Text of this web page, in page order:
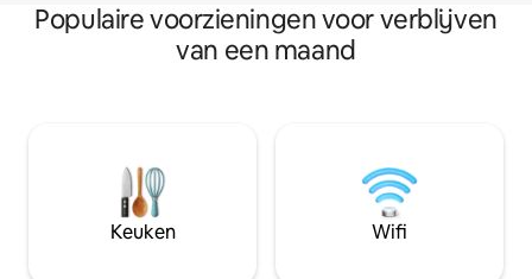
Populaire voorzieningen voor verblijven
van een maand
Keuken Wifi